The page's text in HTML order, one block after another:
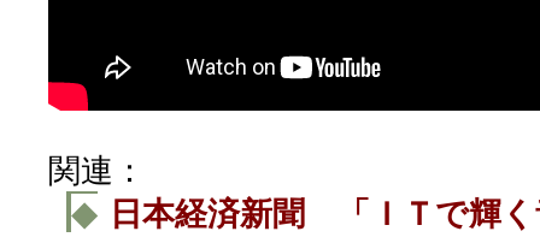
関連：
◆ 日本経済新聞 「ＩＴで輝